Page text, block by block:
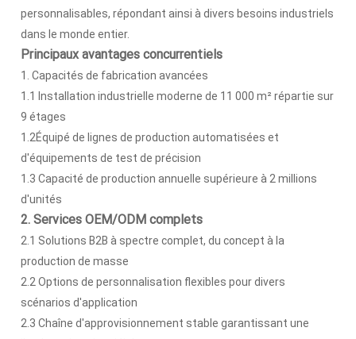
personnalisables, répondant ainsi à divers besoins industriels
dans le monde entier.
Principaux avantages concurrentiels
1. Capacités de fabrication avancées
1.1 Installation industrielle moderne de 11 000 m² répartie sur
9 étages
1.2Équipé de lignes de production automatisées et
d'équipements de test de précision
1.3 Capacité de production annuelle supérieure à 2 millions
d'unités
2. Services OEM/ODM complets
2.1 Solutions B2B à spectre complet, du concept à la
production de masse
2.2 Options de personnalisation flexibles pour divers
scénarios d'application
2.3 Chaîne d'approvisionnement stable garantissant une